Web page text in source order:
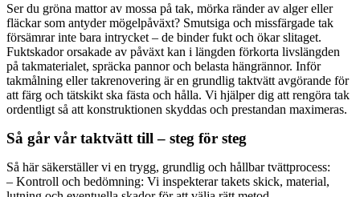
Ser du gröna mattor av mossa på tak, mörka ränder av alger eller
fläckar som antyder mögelpåväxt? Smutsiga och missfärgade tak
försämrar inte bara intrycket – de binder fukt och ökar slitaget.
Fuktskador orsakade av påväxt kan i längden förkorta livslängden
på takmaterialet, spräcka pannor och belasta hängrännor. Inför
takmålning eller takrenovering är en grundlig taktvätt avgörande för
att färg och tätskikt ska fästa och hålla. Vi hjälper dig att rengöra tak
ordentligt så att konstruktionen skyddas och prestandan maximeras.
Så går vår taktvätt till – steg för steg
Så här säkerställer vi en trygg, grundlig och hållbar tvättprocess:
– Kontroll och bedömning: Vi inspekterar takets skick, material,